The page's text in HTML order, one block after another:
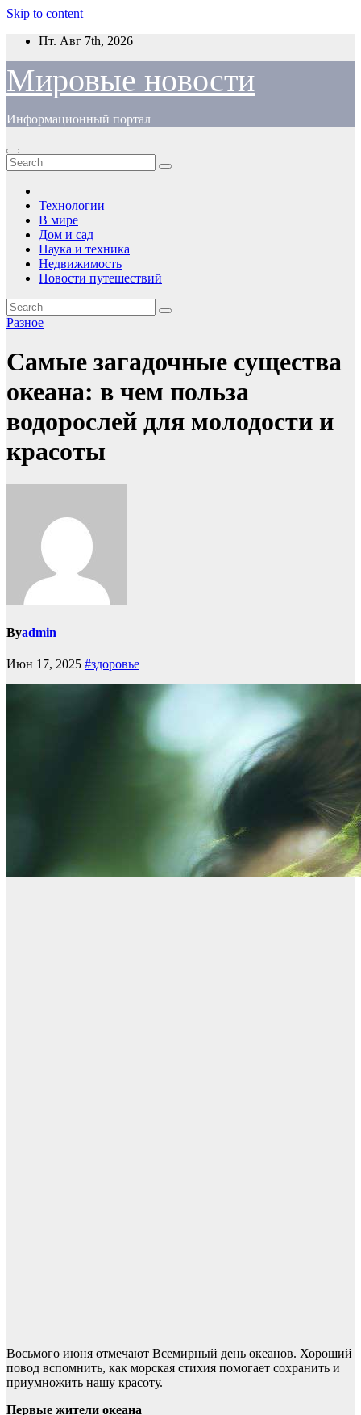
Skip to content
Пт. Авг 7th, 2026
Мировые новости
Информационный портал
Технологии
В мире
Дом и сад
Наука и техника
Недвижимость
Новости путешествий
Разное
Самые загадочные существа
океана: в чем польза
водорослей для молодости и
красоты
Byadmin
Июн 17, 2025 #здоровье
Восьмого июня отмечают Всемирный день океанов. Хороший
повод вспомнить, как морская стихия помогает сохранить и
приумножить нашу красоту.
Первые жители океана